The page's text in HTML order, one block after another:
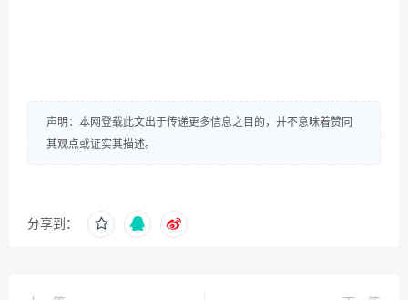
声明：本网登载此文出于传递更多信息之目的，并不意味着赞同
其观点或证实其描述。
分享到：